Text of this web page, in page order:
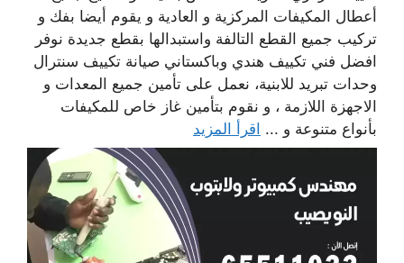
أعطال المكيفات المركزية و العادية و يقوم أيضا بفك و
تركيب جميع القطع التالفة واستبدالها بقطع جديدة نوفر
افضل فني تكييف هندي وباكستاني صيانة تكييف سنترال
وحدات تبريد للابنية، نعمل على تأمين جميع المعدات و
الاجهزة اللازمة ، و نقوم بتأمين غاز خاص للمكيفات
بأنواع متنوعة و ... اقرأ المزيد